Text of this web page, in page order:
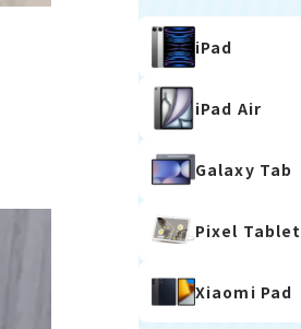
iPad
iPad Air
Galaxy Tab
Pixel Tablet
Xiaomi Pad